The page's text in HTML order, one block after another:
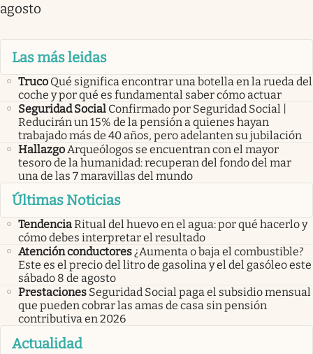
agosto
Las más leidas
Truco Qué significa encontrar una botella en la rueda del
coche y por qué es fundamental saber cómo actuar
Seguridad Social Confirmado por Seguridad Social |
Reducirán un 15% de la pensión a quienes hayan
trabajado más de 40 años, pero adelanten su jubilación
HallazgoArqueólogos se encuentran con el mayor
tesoro de la humanidad: recuperan del fondo del mar
una de las 7 maravillas del mundo
Últimas Noticias
TendenciaRitual del huevo en el agua: por qué hacerlo y
cómo debes interpretar el resultado
Atención conductores¿Aumenta o baja el combustible?
Este es el precio del litro de gasolina y el del gasóleo este
sábado 8 de agosto
Prestaciones Seguridad Social paga el subsidio mensual
que pueden cobrar las amas de casa sin pensión
contributiva en 2026
Actualidad